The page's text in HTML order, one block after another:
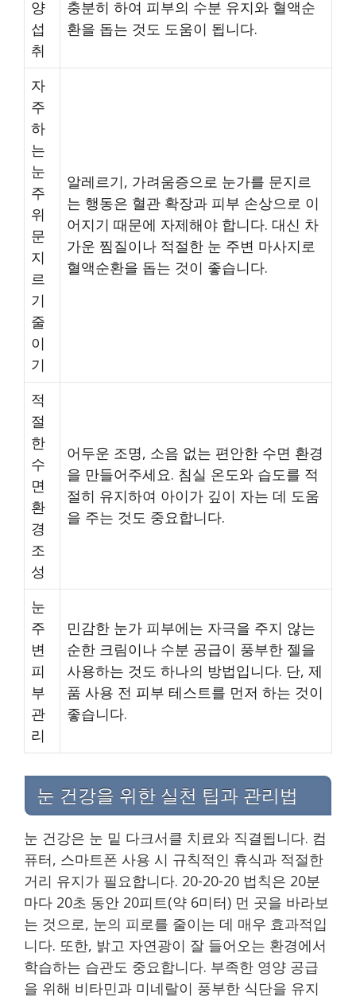
양
섭
취
충분히 하여 피부의 수분 유지와 혈액순
환을 돕는 것도 도움이 됩니다.
자
주
하
는
눈
주
위
문
지
르
기
줄
이
기
알레르기, 가려움증으로 눈가를 문지르
는 행동은 혈관 확장과 피부 손상으로 이
어지기 때문에 자제해야 합니다. 대신 차
가운 찜질이나 적절한 눈 주변 마사지로
혈액순환을 돕는 것이 좋습니다.
적
절
한
수
면
환
경
조
성
어두운 조명, 소음 없는 편안한 수면 환경
을 만들어주세요. 침실 온도와 습도를 적
절히 유지하여 아이가 깊이 자는 데 도움
을 주는 것도 중요합니다.
눈
주
변
피
부
관
리
민감한 눈가 피부에는 자극을 주지 않는
순한 크림이나 수분 공급이 풍부한 젤을
사용하는 것도 하나의 방법입니다. 단, 제
품 사용 전 피부 테스트를 먼저 하는 것이
좋습니다.
눈 건강을 위한 실천 팁과 관리법
눈 건강은 눈 밑 다크서클 치료와 직결됩니다. 컴
퓨터, 스마트폰 사용 시 규칙적인 휴식과 적절한
거리 유지가 필요합니다. 20-20-20 법칙은 20분
마다 20초 동안 20피트(약 6미터) 먼 곳을 바라보
는 것으로, 눈의 피로를 줄이는 데 매우 효과적입
니다. 또한, 밝고 자연광이 잘 들어오는 환경에서
학습하는 습관도 중요합니다. 부족한 영양 공급
을 위해 비타민과 미네랄이 풍부한 식단을 유지